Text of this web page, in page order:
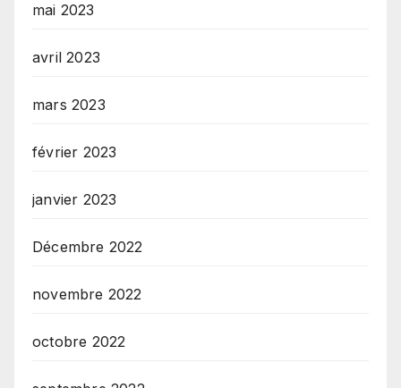
mai 2023
avril 2023
mars 2023
février 2023
janvier 2023
Décembre 2022
novembre 2022
octobre 2022